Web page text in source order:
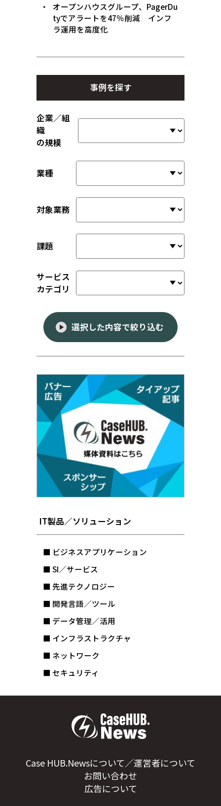
オープンハウスグループ、PagerDu
tyでアラートを47％削減 インフ
ラ運用を高度化
事例を探す
企業／組
織
の規模
業種
対象業務
課題
サービス
カテゴリ
選択した内容で絞り込む
IT製品／ソリューション
■ ビジネスアプリケーション
■ SI／サービス
■ 先進テクノロジー
■ 開発言語／ツール
■ データ管理／活用
■ インフラストラクチャ
■ ネットワーク
■ セキュリティ
Case HUB.Newsについて／運営者について
お問い合わせ
広告について